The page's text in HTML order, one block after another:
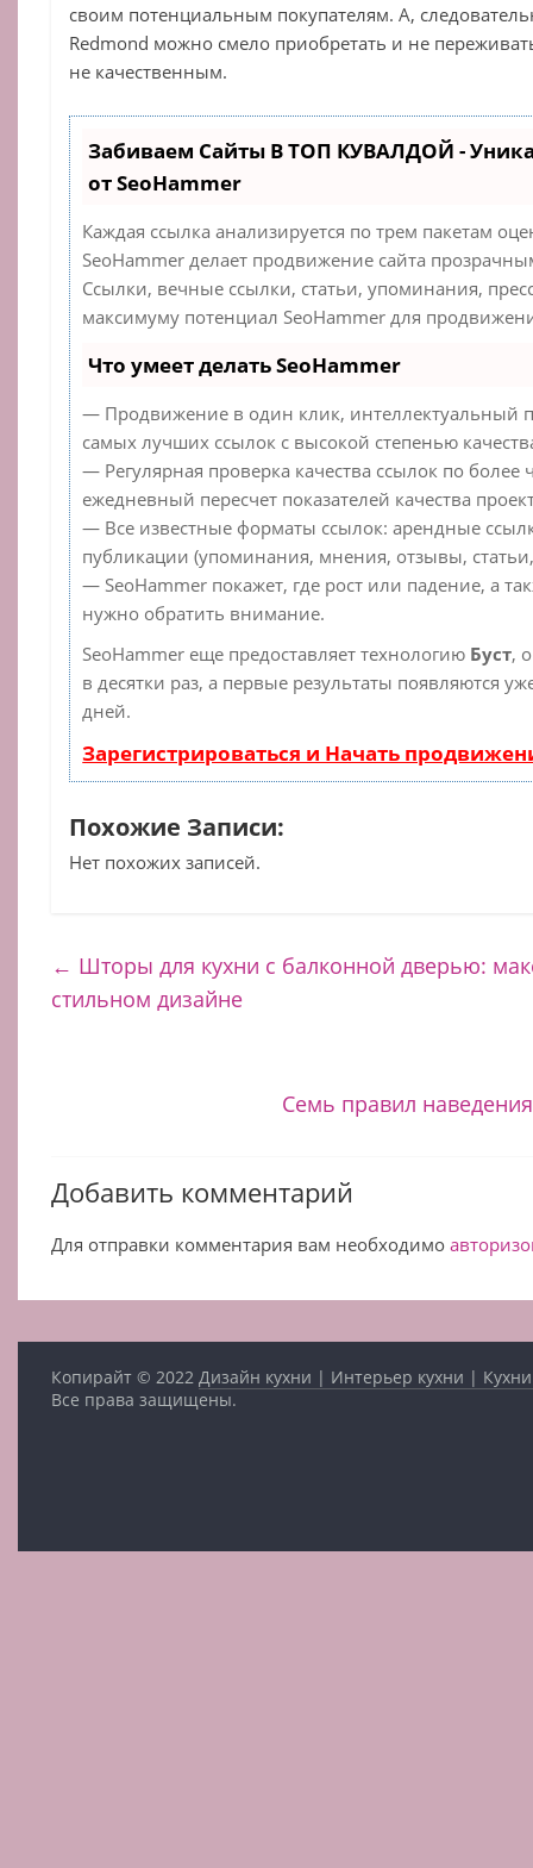
своим потенциальным покупателям. А,
Redmond можно смело приобретать и не
не качественным.
Забиваем Сайты В ТОП КУВАЛДОЙ -
от SeoHammer
Каждая ссылка анализируется по трем пакетам
SeoHammer делает продвижение сайта
Ссылки, вечные ссылки, статьи, упоминания,
максимуму потенциал SeoHammer для
Что умеет делать SeoHammer
— Продвижение в один клик, интеллектуальный
самых лучших ссылок с высокой степенью
— Регулярная проверка качества ссылок по более
ежедневный пересчет показателей качества
— Все известные форматы ссылок: арендные
публикации (упоминания, мнения, отзывы,
— SeoHammer покажет, где рост или падение, а
нужно обратить внимание.
SeoHammer еще предоставляет технологию Буст,
в десятки раз, а первые результаты появляются
дней.
Зарегистрироваться и Начать
Похожие Записи:
Нет похожих записей.
← Шторы для кухни с балконной дверью:
стильном дизайне
Семь правил
Добавить комментарий
Для отправки комментария вам необходимо
Копирайт © 2022Дизайн кухни | Интерьер кухни |
Все права защищены.